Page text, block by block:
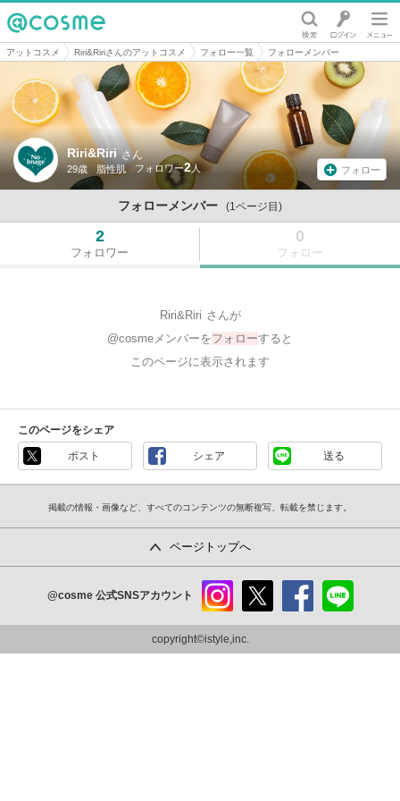
@cosme
アットコスメ Riri&Ririさんのアットコスメ フォロー一覧 フォローメンバー
Riri&Riri さん
29歳 脂性肌 2 フォロー
フォローメンバー (1ページ目)
2
フォロワー
0
フォロー
Riri&Riri さんが
@cosmeメンバーをフォローすると
このページに表示されます
このページをシェア
ポスト シェア 送る
掲載の情報・画像など、すべてのコンテンツの無断複写、転載を禁じます。
ページトップへ
@cosme 公式SNSアカウント
ram
copyright©istyle,inc.